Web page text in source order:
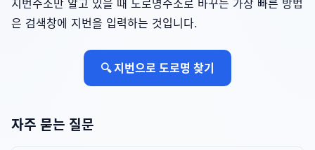
지번주소만 알고 있을 때 도로명주소로 바꾸는 가장 빠른 방법
은 검색창에 지번을 입력하는 것입니다.
🔍 지번으로 도로명 찾기
자주 묻는 질문